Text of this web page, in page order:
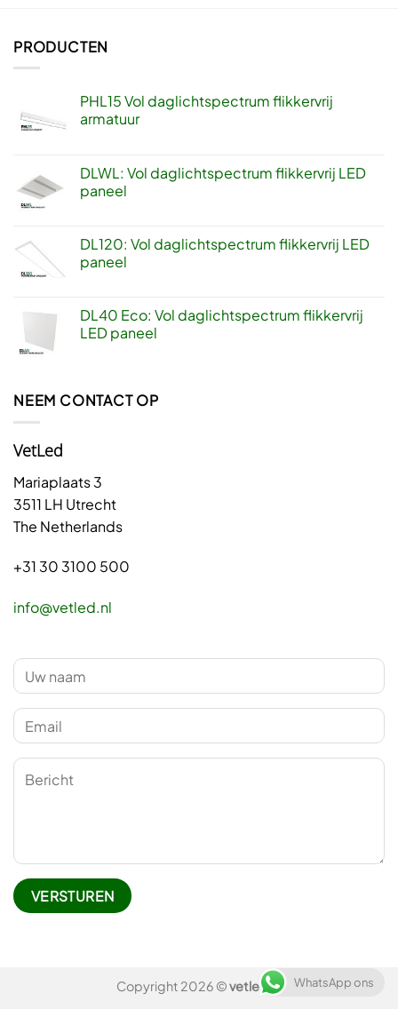
PRODUCTEN
PHL15 Vol daglichtspectrum flikkervrij
armatuur
DLWL: Vol daglichtspectrum flikkervrij LED
paneel
DL120: Vol daglichtspectrum flikkervrij LED
paneel
DL40 Eco: Vol daglichtspectrum flikkervrij
LED paneel
NEEM CONTACT OP
VetLed
Mariaplaats 3
3511 LH Utrecht
The Netherlands
+31 30 3100 500
info@vetled.nl
Copyright 2026 ©vetled.nl WhatsApp ons